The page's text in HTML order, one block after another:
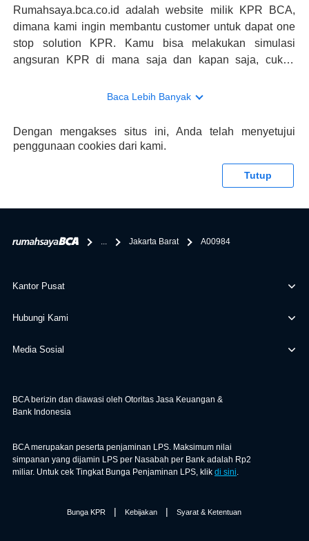
Rumahsaya.bca.co.id adalah website milik KPR BCA,
dimana kami ingin membantu customer untuk dapat one
stop solution KPR. Kamu bisa melakukan simulasi
angsuran KPR di mana saja dan kapan saja, cukup
konsultasi mengenai KPR, maka ada layanan live chat
memberikan keuntungan yang berlipat, persyaratan
pengajuan KPR BCA juga sangat mudah, kamu bisa cek
tentang properti disini BCA hanya sebagai pihak
bertanggung jawab terhadap informasi yang rekanan
Baca Lebih Banyak
Dengan mengakses situs ini, Anda telah menyetujui
penggunaan cookies dari kami.
Tutup
... Jakarta Barat A00984
Kantor Pusat
Hubungi Kami
Media Sosial
BCA berizin dan diawasi oleh Otoritas Jasa Keuangan &
Bank Indonesia
BCA merupakan peserta penjaminan LPS. Maksimum nilai
simpanan yang dijamin LPS per Nasabah per Bank adalah Rp2
miliar. Untuk cek Tingkat Bunga Penjaminan LPS, klik di sini.
Bunga KPR | Kebijakan | Syarat & Ketentuan